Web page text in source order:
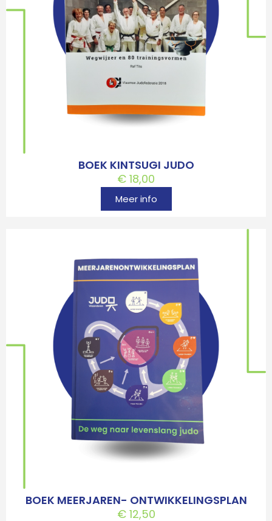
BOEK KINTSUGI JUDO
€ 18,00
Meer info
BOEK MEERJAREN- ONTWIKKELINGSPLAN
€12,50